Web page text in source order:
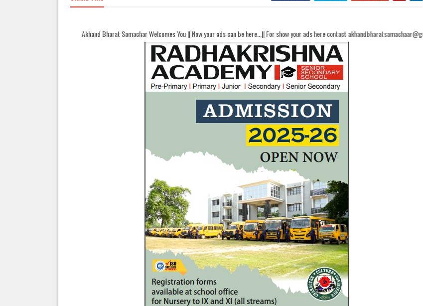
Akhand Bharat Samachar Welcomes You || Now your ads can be here...|| For show your ads here contact akhandbharatsamachaar@gmail.com...